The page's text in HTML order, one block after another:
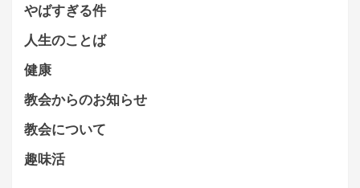
やばすぎる件
人生のことば
健康
教会からのお知らせ
教会について
趣味活